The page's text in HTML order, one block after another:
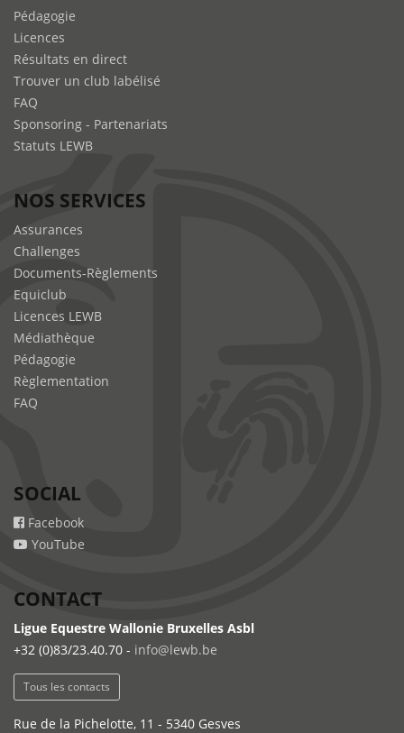
Pédagogie
Licences
Résultats en direct
Trouver un club labélisé
FAQ
Sponsoring - Partenariats
Statuts LEWB
NOS SERVICES
Assurances
Challenges
Documents-Règlements
Equiclub
Licences LEWB
Médiathèque
Pédagogie
Règlementation
FAQ
SOCIAL
Facebook
YouTube
CONTACT
Ligue Equestre Wallonie Bruxelles Asbl
+32 (0)83/23.40.70 - info@lewb.be
Tous les contacts
Rue de la Pichelotte, 11 - 5340 Gesves